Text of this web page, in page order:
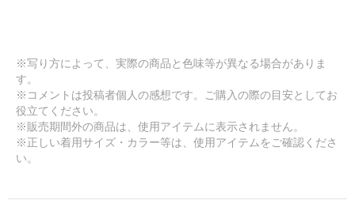
※写り方によって、実際の商品と色味等が異なる場合がありま
す。
※コメントは投稿者個人の感想です。ご購入の際の目安としてお
役立てください。
※販売期間外の商品は、使用アイテムに表示されません。
※正しい着用サイズ・カラー等は、使用アイテムをご確認くださ
い。